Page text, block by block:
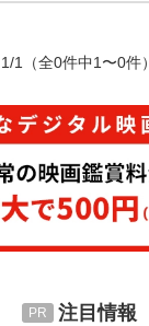
1/1 （全0件中1〜0件）
注目情報